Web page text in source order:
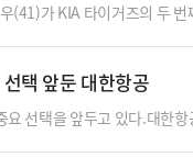
(41)가 KIA 타이거즈의 두
.최형우는 다가올 골든글러
택 앞둔 대한항공
선택을 앞두고 있다.대한